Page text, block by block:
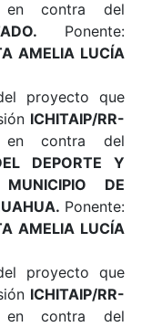
contra del
. Ponente:
AMELIA LUCÍA
proyecto que
ICHITAIP/RR-
contra del
DEPORTE Y
DE
. Ponente:
AMELIA LUCÍA
proyecto que
ICHITAIP/RR-
contra del